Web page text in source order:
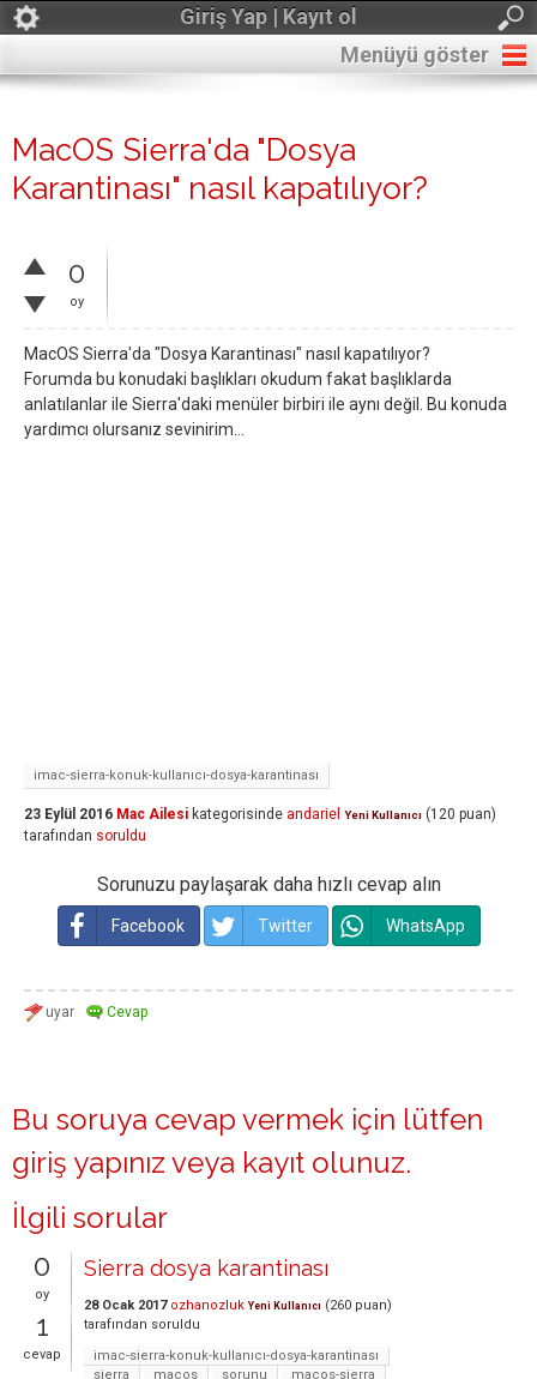
Giriş Yap | Kayıt ol
Menüyü göster
MacOS Sierra'da "Dosya
Karantinası" nasıl kapatılıyor?
0
oy
MacOS Sierra'da "Dosya Karantinası" nasıl kapatılıyor?
Forumda bu konudaki başlıkları okudum fakat başlıklarda
anlatılanlar ile Sierra'daki menüler birbiri ile aynı değil. Bu konuda
yardımcı olursanız sevinirim...
imac-sierra-konuk-kullanıcı-dosya-karantinası
23 Eylül 2016 Mac Ailesi kategorisinde andariel Yeni Kullanıcı (120 puan)
tarafından soruldu
Sorunuzu paylaşarak daha hızlı cevap alın
Facebook Twitter WhatsApp
Bu soruya cevap vermek için lütfen
giriş yapınız veya kayıt olunuz.
İlgili sorular
0
oy
1
cevap
Sierra dosya karantinası
28 Ocak 2017 ozhanozluk Yeni Kullanıcı (260 puan)
tarafından soruldu
imac-sierra-konuk-kullanıcı-dosya-karantinası
sierra
macos sorunu macos-sierra